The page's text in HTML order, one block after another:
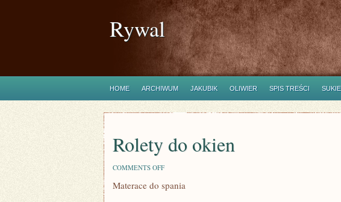
Rywal
HOME ARCHIWUM JAKUBIK OLIWIER SPIS TREŚCI
Rolety do okien
COMMENTS OFFON
DO
Materace do spania